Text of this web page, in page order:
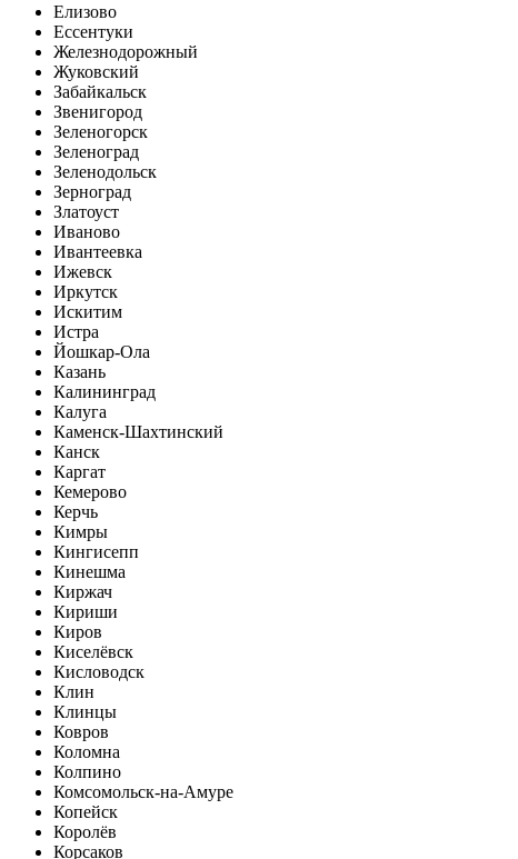
Елизово
Ессентуки
Железнодорожный
Жуковский
Забайкальск
Звенигород
Зеленогорск
Зеленоград
Зеленодольск
Зерноград
Златоуст
Иваново
Ивантеевка
Ижевск
Иркутск
Искитим
Истра
Йошкар-Ола
Казань
Калининград
Калуга
Каменск-Шахтинский
Канск
Каргат
Кемерово
Керчь
Кимры
Кингисепп
Кинешма
Киржач
Кириши
Киров
Киселёвск
Кисловодск
Клин
Клинцы
Ковров
Коломна
Колпино
Комсомольск-на-Амуре
Копейск
Королёв
Корсаков